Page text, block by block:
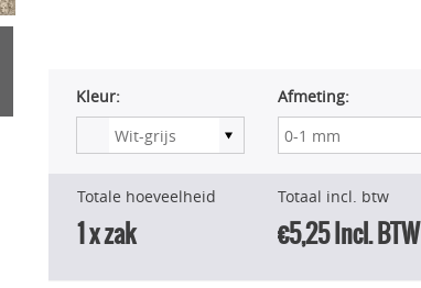
Kleur: Afmeting:
Totale hoeveelheid
1x zak
Totaal incl. btw
€5,25Incl. BTW